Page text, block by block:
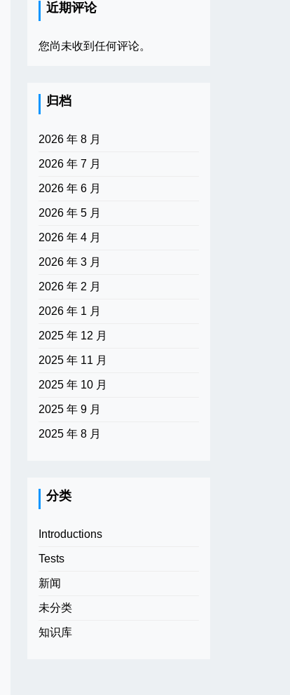
近期评论
您尚未收到任何评论。
归档
2026 年 8 月
2026 年 7 月
2026 年 6 月
2026 年 5 月
2026 年 4 月
2026 年 3 月
2026 年 2 月
2026 年 1 月
2025 年 12 月
2025 年 11 月
2025 年 10 月
2025 年 9 月
2025 年 8 月
分类
Introductions
Tests
新闻
未分类
知识库